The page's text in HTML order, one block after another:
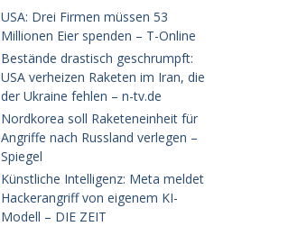
USA: Drei Firmen müssen 53
Millionen Eier spenden – T-Online
Bestände drastisch geschrumpft:
USA verheizen Raketen im Iran, die
der Ukraine fehlen – n-tv.de
Nordkorea soll Raketeneinheit für
Angriffe nach Russland verlegen –
Spiegel
Künstliche Intelligenz: Meta meldet
Hackerangriff von eigenem KI-
Modell – DIE ZEIT